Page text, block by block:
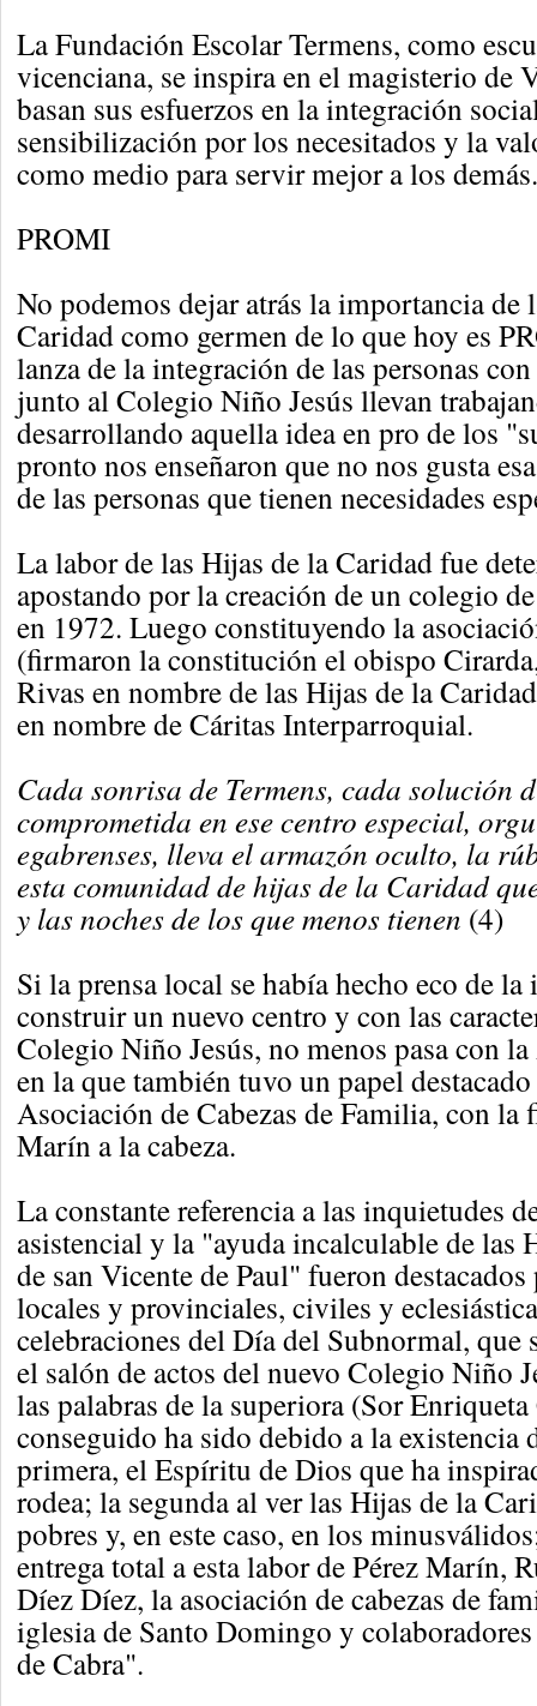
La Fundación Escolar Termens, como
vicenciana, se inspira en el magisterio de
basan sus esfuerzos en la integración
sensibilización por los necesitados y la
como medio para servir mejor a los demás.
PROMI
No podemos dejar atrás la importancia de
Caridad como germen de lo que hoy es
lanza de la integración de las personas
junto al Colegio Niño Jesús llevan
desarrollando aquella idea en pro de los
pronto nos enseñaron que no nos gusta
de las personas que tienen necesidades
La labor de las Hijas de la Caridad fue
apostando por la creación de un colegio
en 1972. Luego constituyendo la
(firmaron la constitución el obispo
Rivas en nombre de las Hijas de la
en nombre de Cáritas Interparroquial.
Cada sonrisa de Termens, cada solución
comprometida en ese centro especial,
egabrenses, lleva el armazón oculto, la
esta comunidad de hijas de la Caridad
y las noches de los que menos tienen (4)
Si la prensa local se había hecho eco de
construir un nuevo centro y con las
Colegio Niño Jesús, no menos pasa con
en la que también tuvo un papel
Asociación de Cabezas de Familia, con la
Marín a la cabeza.
La constante referencia a las inquietudes
asistencial y la "ayuda incalculable de las
de san Vicente de Paul" fueron
locales y provinciales, civiles y
celebraciones del Día del Subnormal, que
el salón de actos del nuevo Colegio Niño
las palabras de la superiora (Sor
conseguido ha sido debido a la existencia
primera, el Espíritu de Dios que ha
rodea; la segunda al ver las Hijas de la
pobres y, en este caso, en los
entrega total a esta labor de Pérez Marín,
Díez Díez, la asociación de cabezas de
iglesia de Santo Domingo y
de Cabra".